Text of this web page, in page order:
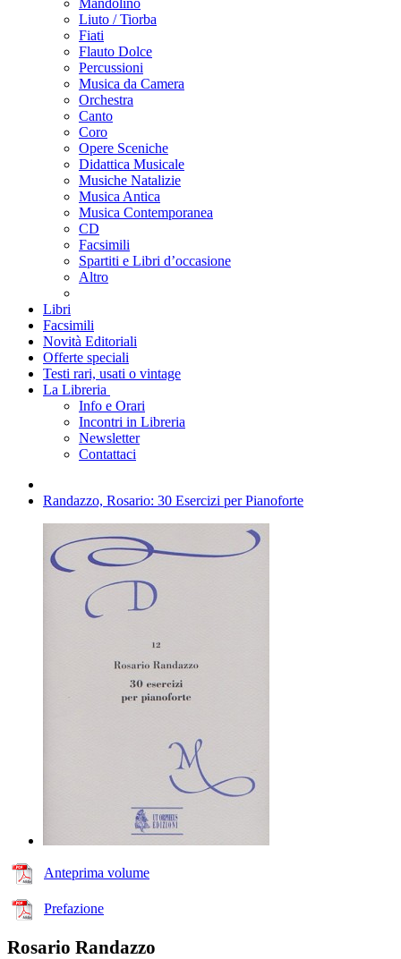
Mandolino
Liuto / Tiorba
Fiati
Flauto Dolce
Percussioni
Musica da Camera
Orchestra
Canto
Coro
Opere Sceniche
Didattica Musicale
Musiche Natalizie
Musica Antica
Musica Contemporanea
CD
Facsimili
Spartiti e Libri d’occasione
Altro
Libri
Facsimili
Novità Editoriali
Offerte speciali
Testi rari, usati o vintage
La Libreria
Info e Orari
Incontri in Libreria
Newsletter
Contattaci
Randazzo, Rosario: 30 Esercizi per Pianoforte
Anteprima volume
Prefazione
Rosario Randazzo